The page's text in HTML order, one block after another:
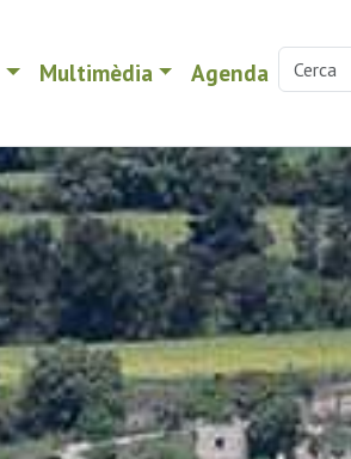
Multimèdia Agenda